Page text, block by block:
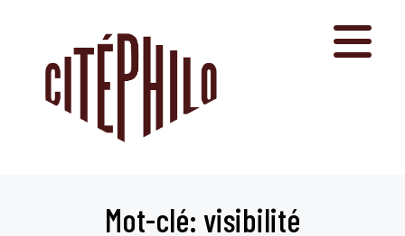
Mot-clé: visibilité